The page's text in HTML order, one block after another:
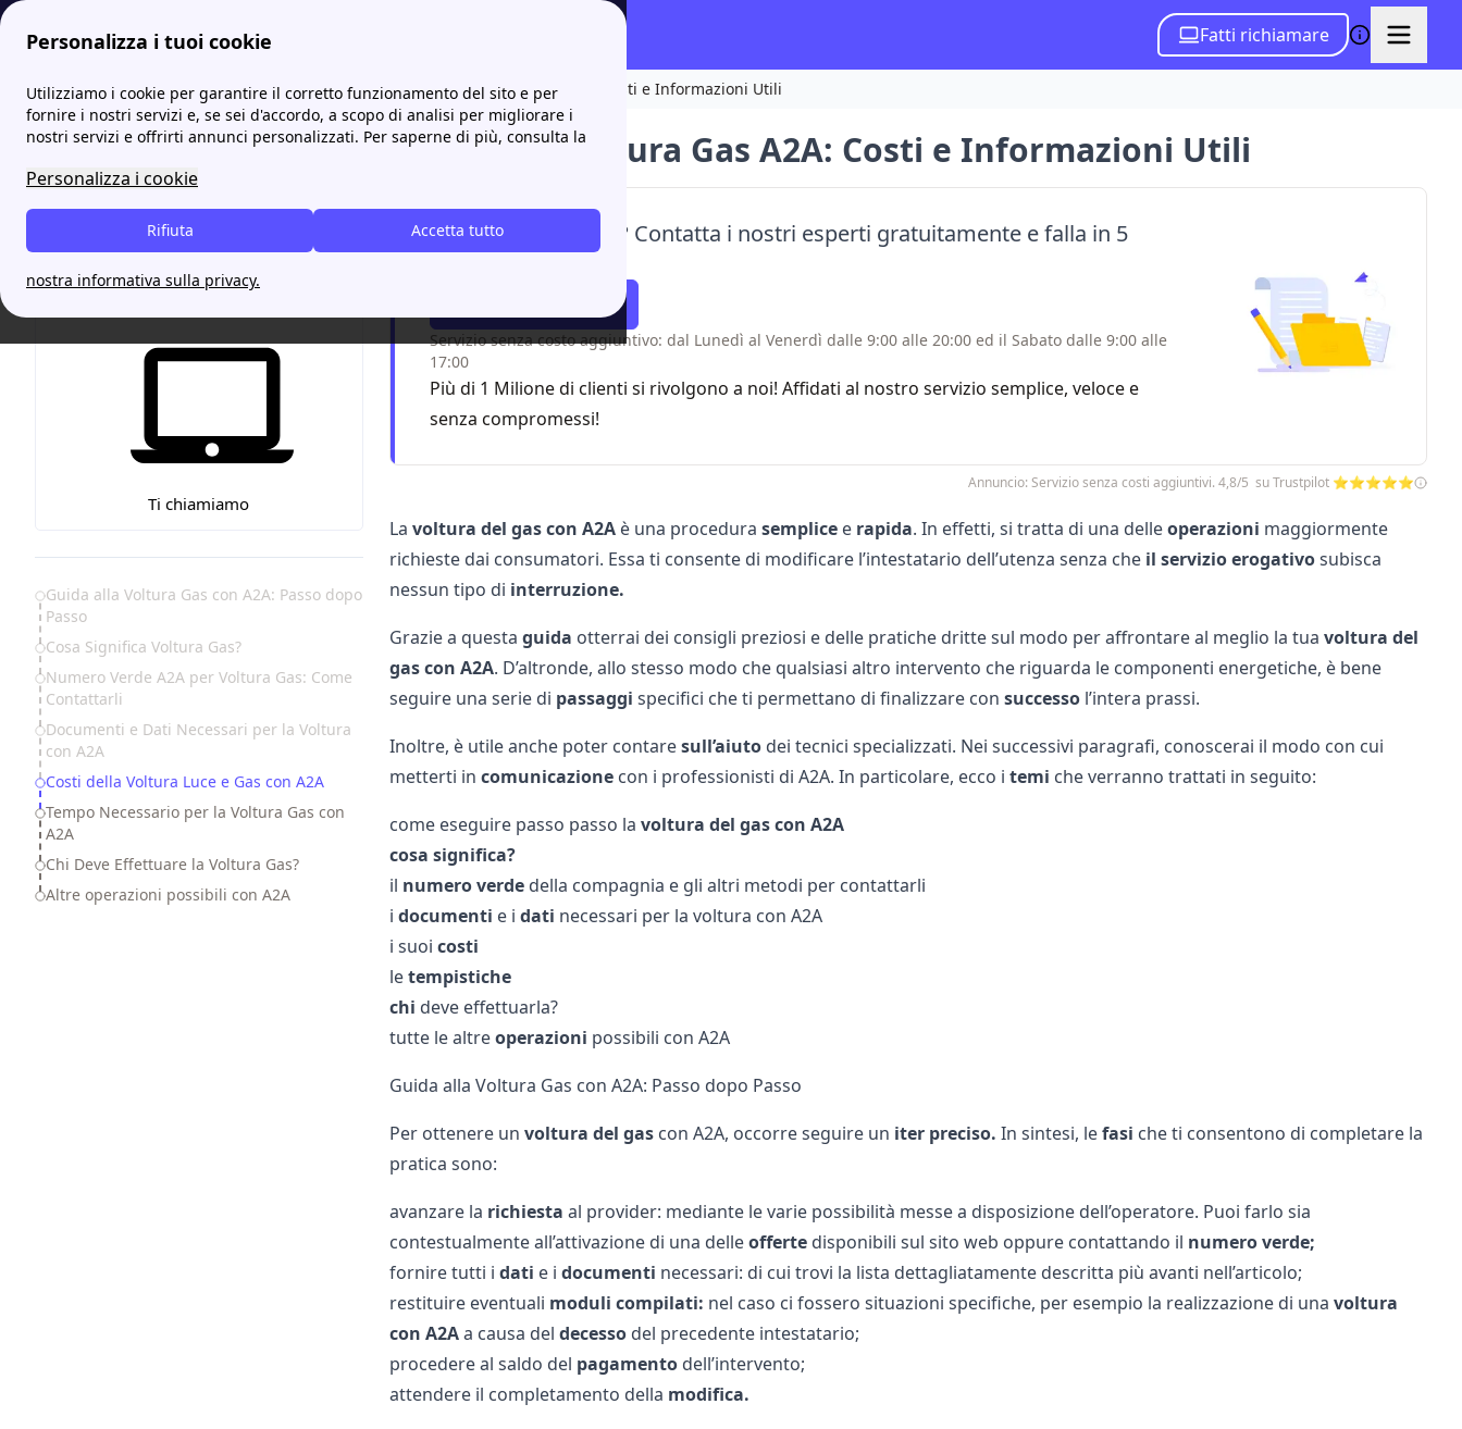
Personalizza i tuoi cookie
Utilizziamo i cookie per garantire il corretto funzionamento del sito e per
fornire i nostri servizi e, se sei d'accordo, a scopo di analisi per migliorare i
nostri servizi e offrirti annunci personalizzati. Per saperne di più, consulta la
Personalizza i cookie
Accetta tutto
Rifiuta
nostra informativa sulla privacy.
Fatti richiamare
fornitori-gas.it Voltura Gas: Costi e Come Farla Guida alla Voltura Gas A2A: Costi e Informazioni Utili
Ti chiamiamo
Table of Contents
Guida alla Voltura Gas con A2A: Passo dopo
Passo
Cosa Significa Voltura Gas?
Numero Verde A2A per Voltura Gas: Come
Contattarli
Documenti e Dati Necessari per la Voltura
con A2A
Costi della Voltura Luce e Gas con A2A
Tempo Necessario per la Voltura Gas con
A2A
Chi Deve Effettuare la Voltura Gas?
Altre operazioni possibili con A2A
Guida alla Voltura Gas A2A: Costi e Informazioni Utili
Devi fare la voltura? Contatta i nostri esperti gratuitamente e falla in 5
Servizio senza costo aggiuntivo: dal Lunedì al Venerdì dalle 9:00 alle 20:00 ed il Sabato dalle 9:00 alle
17:00
Più di 1 Milione di clienti si rivolgono a noi! Affidati al nostro servizio semplice, veloce e
senza compromessi!
Annuncio: Servizio senza costi aggiuntivi. 4,8/5 su Trustpilot ⭐⭐⭐⭐⭐
La voltura del gas con A2Aè una procedura semplicee rapida. In effetti, si tratta di una delleoperazioni maggiormente
richieste dai consumatori. Essa ti consente di modificare l’intestatario dell’utenza senza che il servizio erogativosubisca
nessun tipo di interruzione.
Grazie a questa guida otterrai dei consigli preziosi e delle pratiche dritte sul modo per affrontare al meglio la tua voltura del
gas con A2A. D’altronde, allo stesso modo che qualsiasi altro intervento che riguarda le componenti energetiche, è bene
seguire una serie di passaggi specifici che ti permettano di finalizzare con successol’intera prassi.
Inoltre, è utile anche poter contaresull’aiutodei tecnici specializzati. Nei successivi paragrafi, conoscerai il modo con cui
metterti in comunicazionecon i professionisti di A2A. In particolare, ecco i temi che verranno trattati in seguito:
come eseguire passo passo la voltura del gas con A2A
cosa significa?
il numero verdedella compagnia e gli altri metodi per contattarli
i documenti e i dati necessari per la voltura con A2A
i suoi costi
letempistiche
chi deve effettuarla?
tutte le altreoperazioni possibili con A2A
Guida alla Voltura Gas con A2A: Passo dopo Passo
Per ottenere un voltura del gascon A2A, occorre seguire un iter preciso. In sintesi, lefasi che ti consentono di completare la
pratica sono:
avanzare la richiesta al provider: mediante le varie possibilità messe a disposizione dell’operatore. Puoi farlo sia
contestualmente all’attivazione di una delleoffertedisponibili sul sito web oppure contattando il numero verde;
fornire tutti i dati e i documenti necessari: di cui trovi la lista dettagliatamente descritta più avanti nell’articolo;
restituire eventuali moduli compilati: nel caso ci fossero situazioni specifiche, per esempio la realizzazione di una voltura
con A2Aa causa del decessodel precedente intestatario;
procedere al saldo del pagamentodell’intervento;
attendere il completamento della modifica.